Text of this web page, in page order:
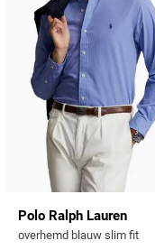
Polo Ralph Lauren
overhemd blauw slim fit